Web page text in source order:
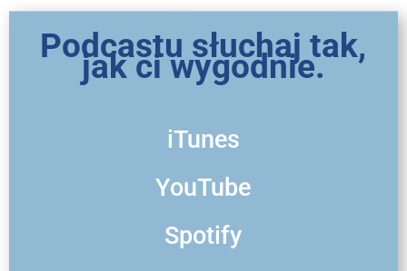
Podcastu słuchaj tak,
jak ci wygodnie.
iTunes
YouTube
Spotify